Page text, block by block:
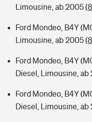
Limousine, ab 2005
Ford Mondeo, B4Y
Limousine, ab 2005
Ford Mondeo, B4Y
Diesel, Limousine, ab
Ford Mondeo, B4Y
Diesel, Limousine, ab